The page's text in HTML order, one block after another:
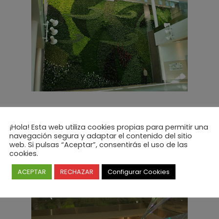
foot Living Wall inside the Edmonton International
¡Hola! Esta web utiliza cookies propias para permitir una
navegación segura y adaptar el contenido del sitio
web. Si pulsas “Aceptar”, consentirás el uso de las
cookies.
ACEPTAR RECHAZAR Configurar Cookies